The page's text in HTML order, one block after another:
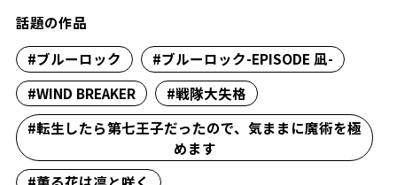
話題の作品
#ブルーロック
#ブルーロック-EPISODE 凪-
#WIND BREAKER
#戦隊大失格
#転生したら第七王子だったので、気ままに魔術を極
めます